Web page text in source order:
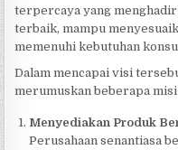
terpercaya yang
terbaik, mampu
memenuhi kebutuhan
Dalam mencapai visi
merumuskan beberapa misi
Menyediakan Produk
Perusahaan senantiasa